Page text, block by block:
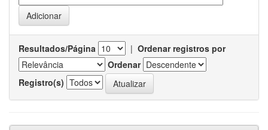
Resultados/Página | Ordenar registros por
Ordenar
Registro(s)